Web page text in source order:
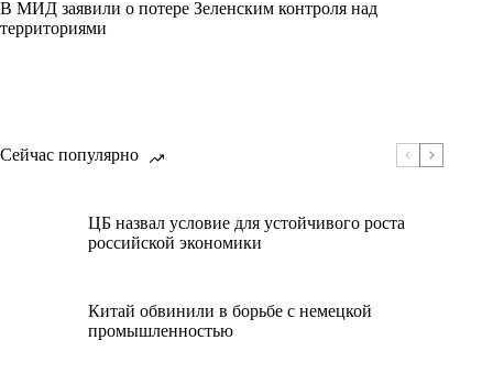
В МИД заявили о потере Зеленским контроля над
территориями
Сейчас популярно
ЦБ назвал условие для устойчивого роста
российской экономики
Китай обвинили в борьбе с немецкой
промышленностью